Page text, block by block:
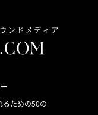
るための50の